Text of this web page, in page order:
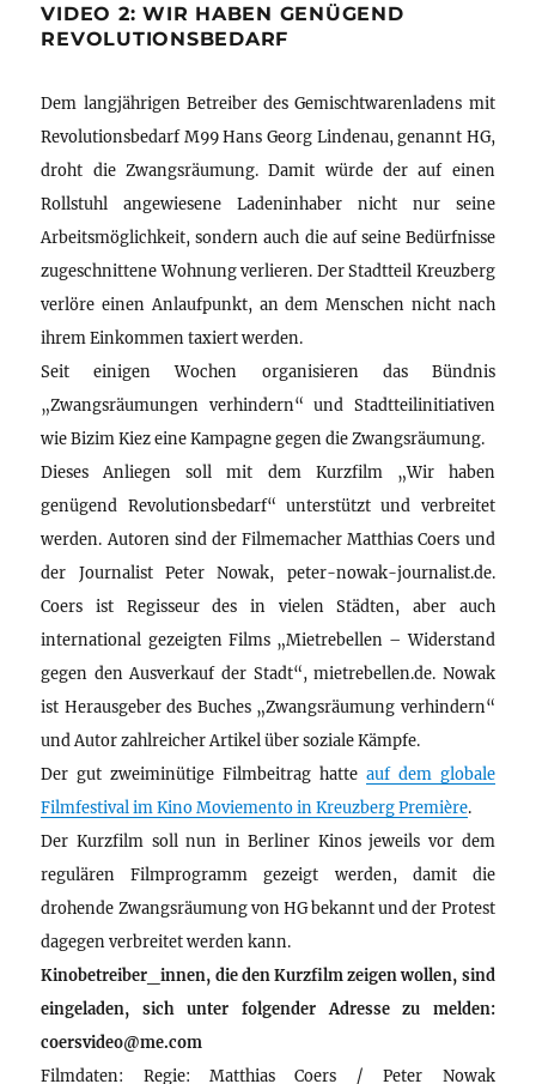
VIDEO 2: WIR HABEN GENÜGEND
REVOLUTIONSBEDARF
Dem langjährigen Betreiber des Gemischtwarenladens mit
Revolutionsbedarf M99 Hans Georg Lindenau, genannt HG,
droht die Zwangsräumung. Damit würde der auf einen
Rollstuhl angewiesene Ladeninhaber nicht nur seine
Arbeitsmöglichkeit, sondern auch die auf seine Bedürfnisse
zugeschnittene Wohnung verlieren. Der Stadtteil Kreuzberg
verlöre einen Anlaufpunkt, an dem Menschen nicht nach
ihrem Einkommen taxiert werden.
Seit einigen Wochen organisieren das Bündnis
„Zwangsräumungen verhindern“ und Stadtteilinitiativen
wie Bizim Kiez eine Kampagne gegen die Zwangsräumung.
Dieses Anliegen soll mit dem Kurzfilm „Wir haben
genügend Revolutionsbedarf“ unterstützt und verbreitet
werden. Autoren sind der Filmemacher Matthias Coers und
der Journalist Peter Nowak, peter-nowak-journalist.de.
Coers ist Regisseur des in vielen Städten, aber auch
international gezeigten Films „Mietrebellen – Widerstand
gegen den Ausverkauf der Stadt“, mietrebellen.de. Nowak
ist Herausgeber des Buches „Zwangsräumung verhindern“
und Autor zahlreicher Artikel über soziale Kämpfe.
Der gut zweiminütige Filmbeitrag hatte auf dem globale
Filmfestival im Kino Moviemento in Kreuzberg Première.
Der Kurzfilm soll nun in Berliner Kinos jeweils vor dem
regulären Filmprogramm gezeigt werden, damit die
drohende Zwangsräumung von HG bekannt und der Protest
dagegen verbreitet werden kann.
Kinobetreiber_innen, die den Kurzfilm zeigen wollen, sind
eingeladen, sich unter folgender Adresse zu melden:
coersvideo@me.com
Filmdaten: Regie: Matthias Coers / Peter Nowak